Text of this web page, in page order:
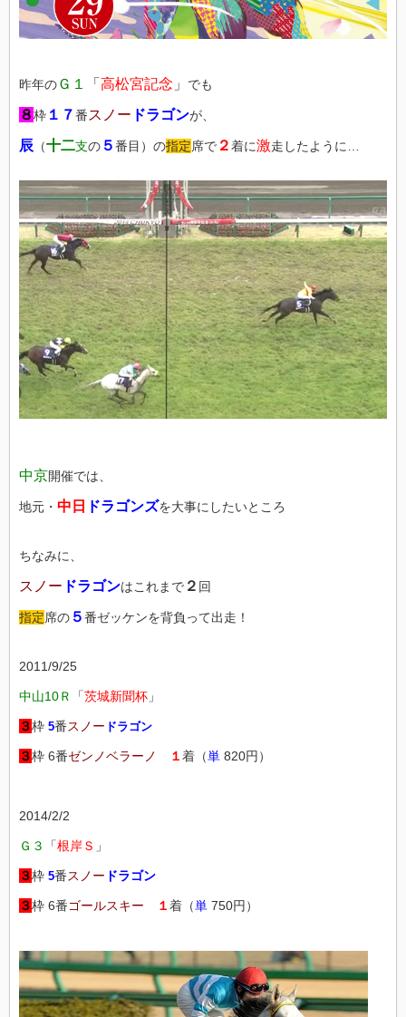
昨年のＧ１ 「 高松宮記念 」 でも
８枠 １７番スノー ドラゴンが、
辰 （十二支の ５番目）の指定席で ２着に激走したように…
中京開催では、
地元・ 中日 ドラゴンズを大事にしたいところ
ちなみに、
スノー ドラゴンはこれまで ２ 回
指定席の ５番ゼッケンを背負って出走！
2011/9/25
中山10Ｒ 「茨城新聞杯 」
３枠 5番スノー ドラゴン
３枠 6番ゼンノベラーノ １着（単 820円）
2014/2/2
Ｇ３ 「根岸Ｓ 」
３枠 5番スノー ドラゴン
３枠 6番ゴールスキー １着（単 750円）